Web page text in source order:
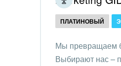
Интернет-
Крупные
внедрения
ПЛАТИНОВЫЙ
Мы превращаем
Выбирают нас –